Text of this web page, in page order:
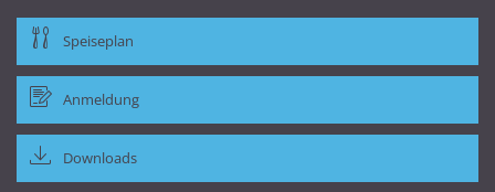
Speiseplan
Anmeldung
Downloads